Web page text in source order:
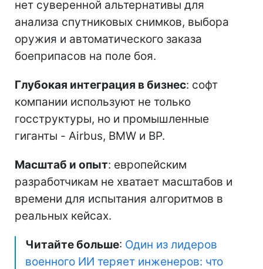
нет суверенной альтернативы для
анализа спутниковых снимков, выбора
оружия и автоматического заказа
боеприпасов на поле боя.
Глубокая интеграция в бизнес: софт
компании используют не только
госструктуры, но и промышленные
гиганты - Airbus, BMW и BP.
Масштаб и опыт: европейским
разработчикам не хватает масштабов и
времени для испытания алгоритмов в
реальных кейсах.
Читайте больше: Один из лидеров
военного ИИ теряет инженеров: что